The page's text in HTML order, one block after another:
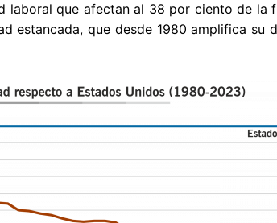
laboral que afectan al 38 por ciento de la
estancada, que desde 1980 amplifica su